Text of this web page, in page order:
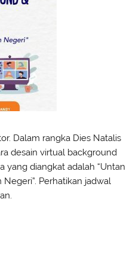
Dalam rangka Dies Natalis
desain virtual background
yang diangkat adalah “Untan
Perhatikan jadwal